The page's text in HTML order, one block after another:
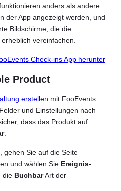
anders als andere
der App angezeigt werden, und
Bildschirme, die die
vereinfachen.
Check-ins App herunter
Product
erstellen mit FooEvents.
und Einstellungen nach
dass das Produkt auf
.
gehen Sie auf die Seite
und wählen Sie Ereignis-
die BuchbarArt der